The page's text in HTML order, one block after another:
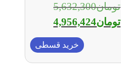
تومان5,632,300
تومان4,956,424
خرید قسطی